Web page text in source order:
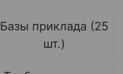
Базы приклада (25
шт.)